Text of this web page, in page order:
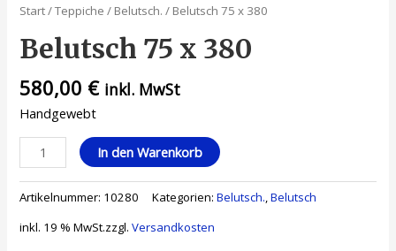
Start/Teppiche / Belutsch. / Belutsch 75 x 380
Belutsch 75 x 380
580,00 € inkl. MwSt
Handgewebt
In den Warenkorb
Artikelnummer: 10280 Kategorien:Belutsch.,Belutsch
inkl. 19 % MwSt.zzgl.Versandkosten